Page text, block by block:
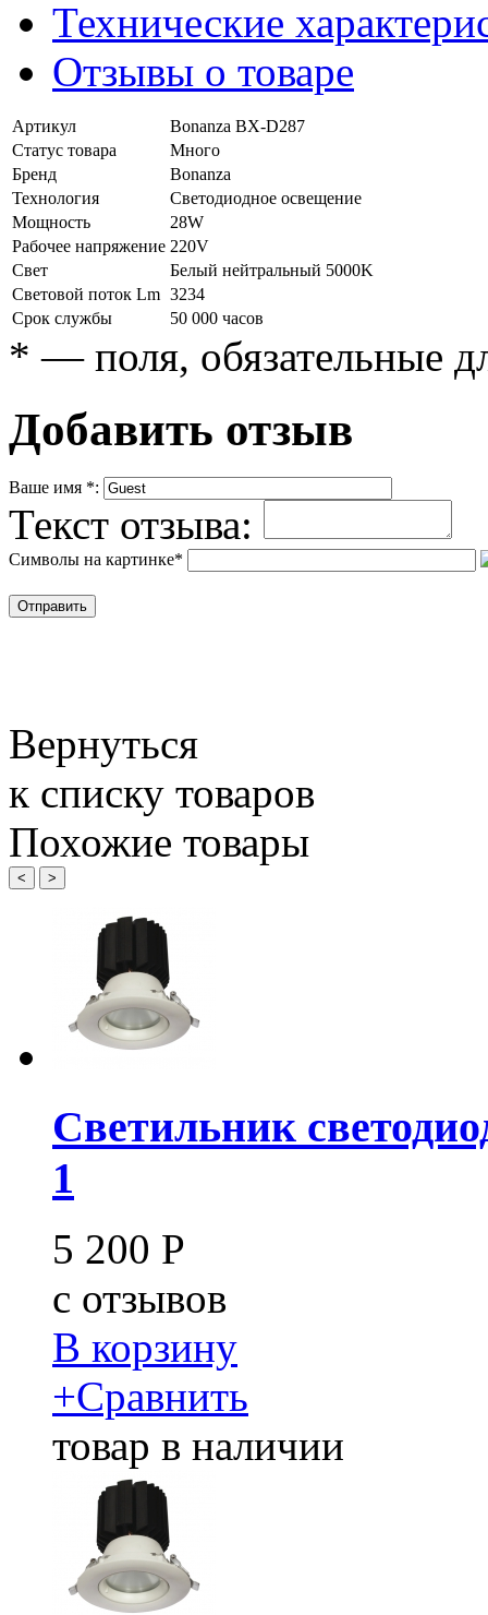
Технические
Отзывы о товаре
Артикул
Bonanza BX-D287
Статус товара
Много
Бренд
Bonanza
Технология
Светодиодное освещение
Мощность
28W
Рабочее напряжение 220V
Свет
Белый нейтральный 5000K
Световой поток Lm 3234
Срок службы
50 000 часов
* — поля, обязательные
Добавить отзыв
Ваше имя *:
Текст отзыва:
Символы на картинке*
Вернуться
к списку товаров
Похожие товары
< >
Светильник
1
5 200 Р
c отзывов
В корзину
+Сравнить
товар в наличии